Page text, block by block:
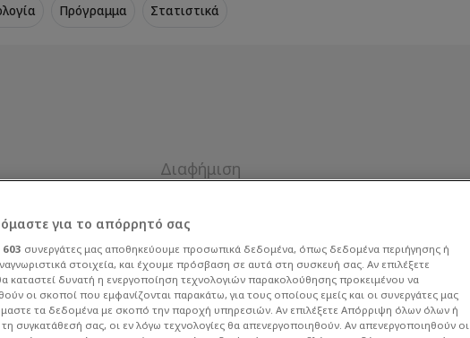
Πρόγραμμα Στατιστικά
για το απόρρητό σας
603 συνεργάτες μας αποθηκεύουμε προσωπικά δεδομένα, όπως δεδομένα περιήγησης ή
στοιχεία, και έχουμε πρόσβαση σε αυτά στη συσκευή σας. Αν επιλέξετε
καταστεί δυνατή η ενεργοποίηση τεχνολογιών παρακολούθησης προκειμένου να
οι σκοποί που εμφανίζονται παρακάτω, για τους οποίους εμείς και οι συνεργάτες μας
τα δεδομένα με σκοπό την παροχή υπηρεσιών. Αν επιλέξετε Απόρριψη όλων όλων ή
συγκατάθεσή σας, οι εν λόγω τεχνολογίες θα απενεργοποιηθούν. Αν απενεργοποιηθούν οι